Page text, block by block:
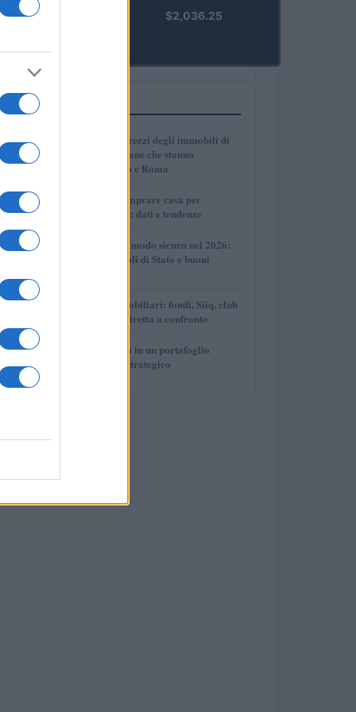
PRIME)
$2,036.25
PIÙ LETTI
1
Dove crescono i prezzi degli immobili di
lusso: le città italiane che stanno
superando Milano e Roma
2
Dove conviene comprare casa per
affittarla nel 2026: dati e tendenze
3
Come investire in modo sicuro nel 2026:
conti deposito, titoli di Stato e buoni
4
Investimenti immobiliari: fondi, Siiq, club
deal e proprietà diretta a confronto
5
Come inserire oro in un portafoglio
giovane in modo strategico